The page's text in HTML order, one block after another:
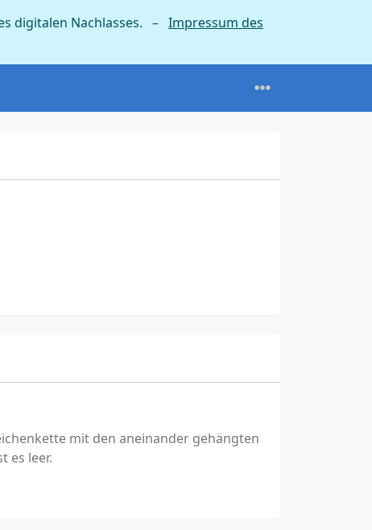
digitalen Nachlasses. – Impressum des
mit den aneinander gehängten
es leer.